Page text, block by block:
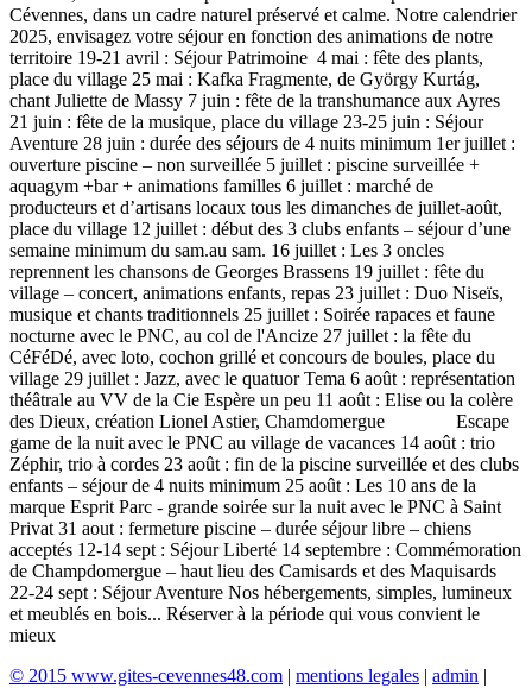
Cévennes, dans un cadre naturel préservé et calme. Notre calendrier
2025, envisagez votre séjour en fonction des animations de notre
territoire 19-21 avril : Séjour Patrimoine 4 mai : fête des plants,
place du village 25 mai : Kafka Fragmente, de György Kurtág,
chant Juliette de Massy 7 juin : fête de la transhumance aux Ayres
21 juin : fête de la musique, place du village 23-25 juin : Séjour
Aventure 28 juin : durée des séjours de 4 nuits minimum 1er juillet :
ouverture piscine – non surveillée 5 juillet : piscine surveillée +
aquagym +bar + animations familles 6 juillet : marché de
producteurs et d’artisans locaux tous les dimanches de juillet-août,
place du village 12 juillet : début des 3 clubs enfants – séjour d’une
semaine minimum du sam.au sam. 16 juillet : Les 3 oncles
reprennent les chansons de Georges Brassens 19 juillet : fête du
village – concert, animations enfants, repas 23 juillet : Duo Niseïs,
musique et chants traditionnels 25 juillet : Soirée rapaces et faune
nocturne avec le PNC, au col de l'Ancize 27 juillet : la fête du
CéFéDé, avec loto, cochon grillé et concours de boules, place du
village 29 juillet : Jazz, avec le quatuor Tema 6 août : représentation
théâtrale au VV de la Cie Espère un peu 11 août : Elise ou la colère
des Dieux, création Lionel Astier, Chamdomergue Escape
game de la nuit avec le PNC au village de vacances 14 août : trio
Zéphir, trio à cordes 23 août : fin de la piscine surveillée et des clubs
enfants – séjour de 4 nuits minimum 25 août : Les 10 ans de la
marque Esprit Parc - grande soirée sur la nuit avec le PNC à Saint
Privat 31 aout : fermeture piscine – durée séjour libre – chiens
acceptés 12-14 sept : Séjour Liberté 14 septembre : Commémoration
de Champdomergue – haut lieu des Camisards et des Maquisards
22-24 sept : Séjour Aventure Nos hébergements, simples, lumineux
et meublés en bois... Réserver à la période qui vous convient le
mieux
© 2015 www.gites-cevennes48.com | mentions legales | admin |